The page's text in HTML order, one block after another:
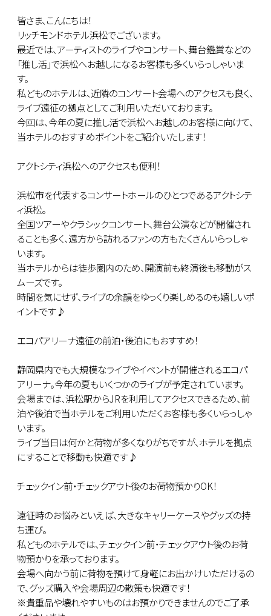
皆さま、こんにちは！
リッチモンドホテル浜松でございます。
最近では、アーティストのライブやコンサート、舞台鑑賞などの
「推し活」で浜松へお越しになるお客様も多くいらっしゃいま
す。
私どものホテルは、近隣のコンサート会場へのアクセスも良く、
ライブ遠征の拠点としてご利用いただいております。
今回は、今年の夏に推し活で浜松へお越しのお客様に向けて、
当ホテルのおすすめポイントをご紹介いたします！
アクトシティ浜松へのアクセスも便利！
浜松市を代表するコンサートホールのひとつであるアクトシテ
ィ浜松。
全国ツアーやクラシックコンサート、舞台公演などが開催され
ることも多く、遠方から訪れるファンの方もたくさんいらっしゃ
います。
当ホテルからは徒歩圏内のため、開演前も終演後も移動がス
ムーズです。
時間を気にせず、ライブの余韻をゆっくり楽しめるのも嬉しいポ
イントです♪
エコパアリーナ遠征の前泊・後泊にもおすすめ！
静岡県内でも大規模なライブやイベントが開催されるエコパ
アリーナ。今年の夏もいくつかのライブが予定されています。
会場までは、浜松駅からJRを利用してアクセスできるため、前
泊や後泊で当ホテルをご利用いただくお客様も多くいらっしゃ
います。
ライブ当日は何かと荷物が多くなりがちですが、ホテルを拠点
にすることで移動も快適です♪
チェックイン前・チェックアウト後のお荷物預かりOK！
遠征時のお悩みといえば、大きなキャリーケースやグッズの持
ち運び。
私どものホテルでは、チェックイン前・チェックアウト後のお荷
物預かりを承っております。
会場へ向かう前に荷物を預けて身軽にお出かけいただけるの
で、グッズ購入や会場周辺の散策も快適です！
※貴重品や壊れやすいものはお預かりできませんのでご了承